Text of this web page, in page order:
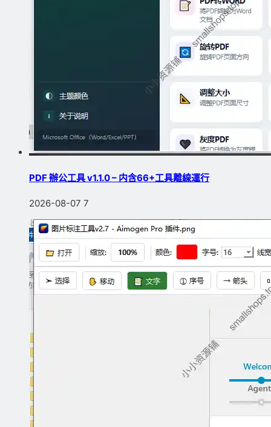
PDF 辦公工具 v1.1.0 – 内含66+工具離線運行
2026-08-07 7